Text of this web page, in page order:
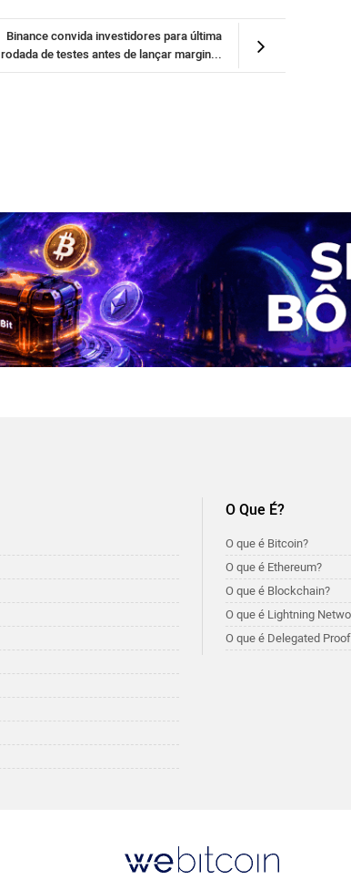
Binance convida investidores para última
rodada de testes antes de lançar margin...
O Que É?
O que é Bitcoin?
O que é Ethereum?
O que é Blockchain?
O que é Lightning
O que é Delegated